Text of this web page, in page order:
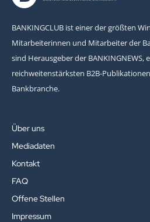
BANKINGCLUB ist einer der größten
Mitarbeiterinnen und Mitarbeiter der
sind Herausgeber der BANKINGNEWS,
reichweitenstärksten B2B-
Bankbranche.
Über uns
Mediadaten
Kontakt
FAQ
Offene Stellen
Impressum